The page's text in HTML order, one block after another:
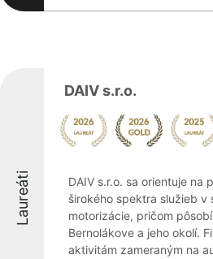
Laureáti
DAIV s.r.o.
DAIV s.r.o. sa orientuje na
širokého spektra služieb v
motorizácie, pričom
Bernolákove a jeho okolí.
aktivitám zameraným na